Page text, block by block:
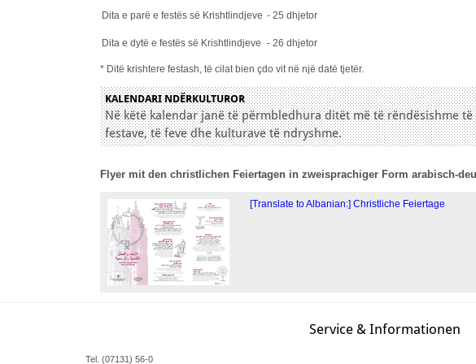
Dita e parë e festës së Krishtlindjeve - 25 dhjetor
Dita e dytë e festës së Krishtlindjeve - 26 dhjetor
* Ditë krishtere festash, të cilat bien çdo vit në një datë tjetër.
KALENDARI NDËRKULTUROR
Në këtë kalendar janë të përmbledhura ditët më të rëndësishme të
festave, të feve dhe kulturave të ndryshme.
Flyer mit den christlichen Feiertagen in zweisprachiger Form arabisch-
[Translate to Albanian:] Christliche Feiertage
Tel. (07131) 56-0
Service & Informationen